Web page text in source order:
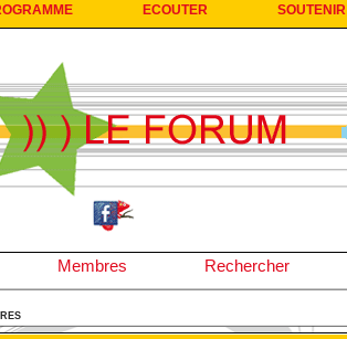
ECOUTER SOUTENIR
Membres Rechercher